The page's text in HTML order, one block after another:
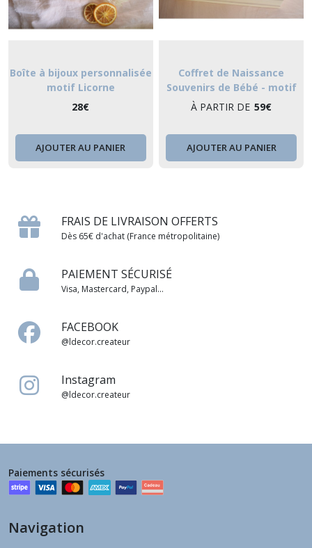
Boîte à bijoux personnalisée
motif Licorne
28€
AJOUTER AU PANIER
Coffret de Naissance
Souvenirs de Bébé - motif
Arbre rêveur
À PARTIR DE 59€
AJOUTER AU PANIER
FRAIS DE LIVRAISON OFFERTS
Dès 65€ d'achat (France métropolitaine)
PAIEMENT SÉCURISÉ
Visa, Mastercard, Paypal...
FACEBOOK
@ldecor.createur
Instagram
@ldecor.createur
Paiements sécurisés
Navigation